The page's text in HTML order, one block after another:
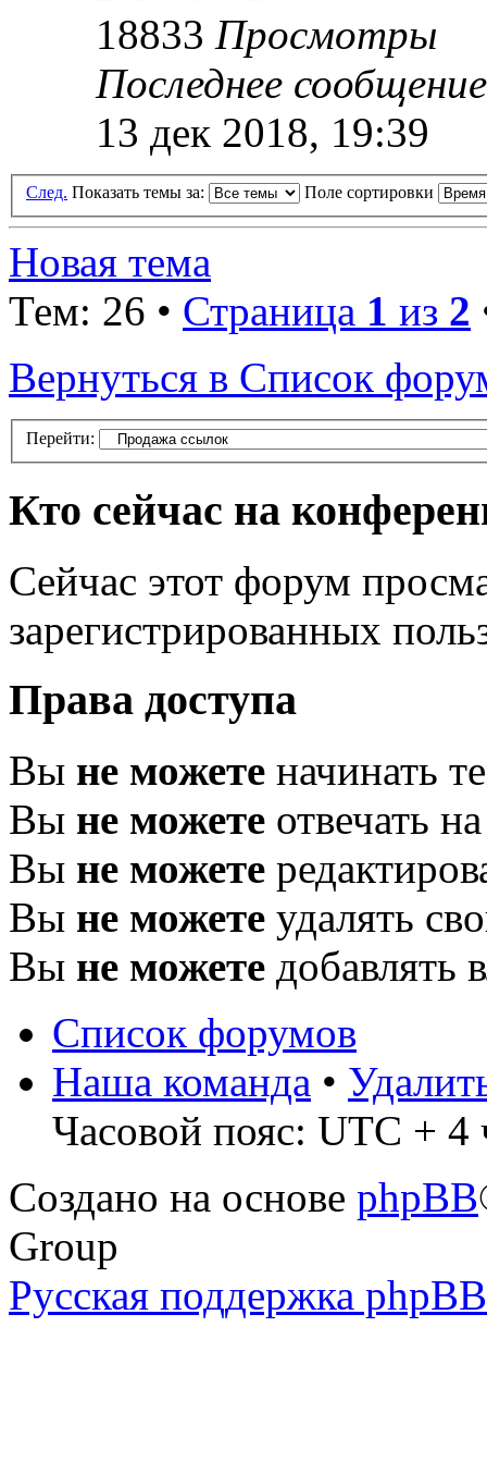
18833 Просмотры
Последнее
13 дек 2018, 19:39
След. Показать темы за: Поле сортировки
Новая тема
Тем: 26 • Страница 1 из 2
Вернуться в Список
Перейти:
Кто сейчас на
Сейчас этот форум
зарегистрированных
Права доступа
Вы не можете начинать
Вы не можете отвечать
Вы не можете
Вы не можете удалять
Вы не можете добавлять
Список форумов
Наша команда •
Часовой пояс: UTC + 4
Создано на основе phpBB
Group
Русская поддержка phpBB